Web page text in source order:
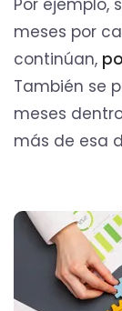
Por ejemplo,
meses por
continúan,
También se
meses
más de esa